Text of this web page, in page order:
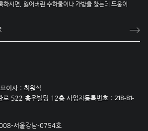
시면, 잃어버린 수하물이나 가방을 찾는데 도움이
이사 : 최원식
로 522 홍우빌딩 12층 사업자등록번호 : 218-81-
서울강남-0754호